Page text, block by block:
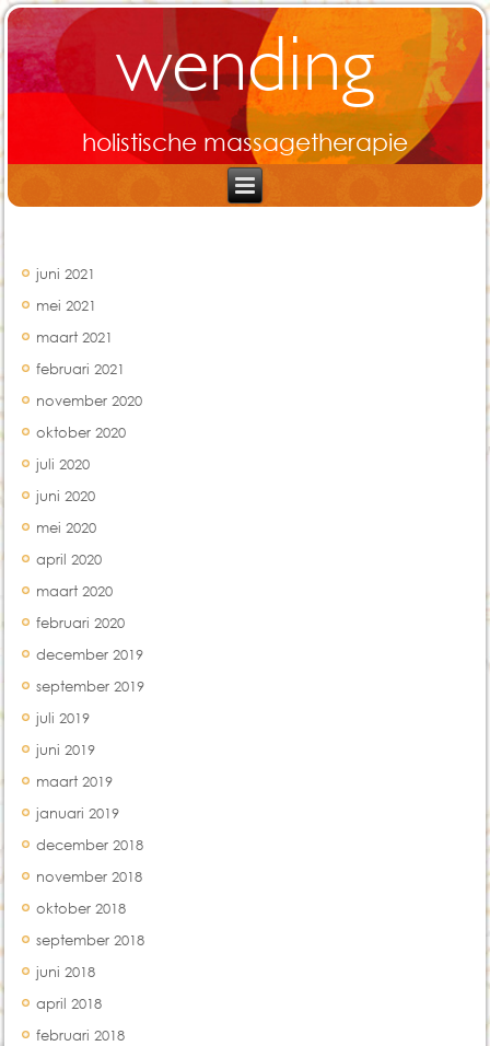
wending
holistische massagetherapie
juni 2021
mei 2021
maart 2021
februari 2021
november 2020
oktober 2020
juli 2020
juni 2020
mei 2020
april 2020
maart 2020
februari 2020
december 2019
september 2019
juli 2019
juni 2019
maart 2019
januari 2019
december 2018
november 2018
oktober 2018
september 2018
juni 2018
april 2018
februari 2018